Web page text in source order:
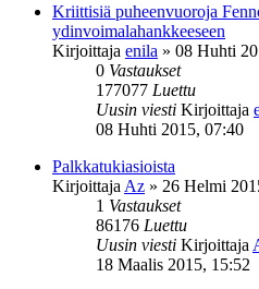
Kriittisiä puheenvuoroja
ydinvoimalahankkeeseen
Kirjoittaja enila » 08 Huhti
0 Vastaukset
177077 Luettu
Uusin viesti Kirjoittaja
08 Huhti 2015, 07:40
Palkkatukiasioista
Kirjoittaja Az » 26 Helmi
1 Vastaukset
86176 Luettu
Uusin viesti Kirjoittaja
18 Maalis 2015, 15:52